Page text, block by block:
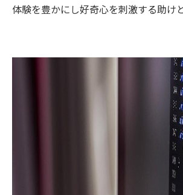
体験を豊かにし好奇心を刺激する助け